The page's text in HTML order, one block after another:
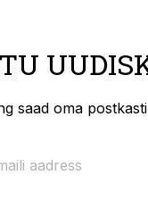
saad oma